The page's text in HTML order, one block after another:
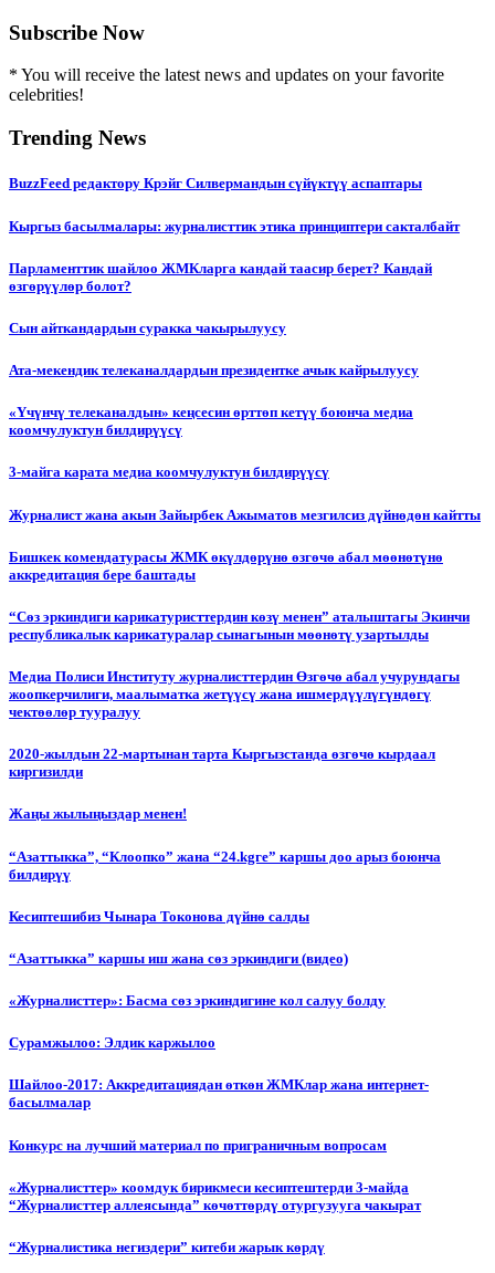
Subscribe Now
* You will receive the latest news and updates on your favorite
celebrities!
Trending News
BuzzFeed редактору Крэйг Силвермандын сүйүктүү аспаптары
Кыргыз басылмалары: журналисттик этика принциптери сакталбайт
Парламенттик шайлоо ЖМКларга кандай таасир берет? Кандай
өзгөрүүлөр болот?
Сын айткандардын суракка чакырылуусу
Ата-мекендик телеканалдардын президентке ачык кайрылуусу
«Үчүнчү телеканалдын» кеңсесин өрттөп кетүү боюнча медиа
коомчулуктун билдирүүсү
3-майга карата медиа коомчулуктун билдирүүсү
Журналист жана акын Зайырбек Ажыматов мезгилсиз дүйнөдөн кайтты
Бишкек комендатурасы ЖМК өкүлдөрүнө өзгөчө абал мөөнөтүнө
аккредитация бере баштады
“Сөз эркиндиги карикатуристтердин көзү менен” аталыштагы Экинчи
республикалык карикатуралар сынагынын мөөнөтү узартылды
Медиа Полиси Институту журналисттердин Өзгөчө абал учурундагы
жоопкерчилиги, маалыматка жетүүсү жана ишмердүүлүгүндөгү
чектөөлөр тууралуу
2020-жылдын 22-мартынан тарта Кыргызстанда өзгөчө кырдаал
киргизилди
Жаңы жылыңыздар менен!
“Азаттыкка”, “Клоопко” жана “24.kgге” каршы доо арыз боюнча
билдирүү
Кесиптешибиз Чынара Токонова дүйнө салды
“Азаттыкка” каршы иш жана сөз эркиндиги (видео)
«Журналисттер»: Басма сөз эркиндигине кол салуу болду
Сурамжылоо: Элдик каржылоо
Шайлоо-2017: Аккредитациядан өткөн ЖМКлар жана интернет-
басылмалар
Конкурс на лучший материал по приграничным вопросам
«Журналисттер» коомдук бирикмеси кесиптештерди 3-майда
“Журналисттер аллеясында” көчөттөрдү отургузууга чакырат
“Журналистика негиздери” китеби жарык көрдү